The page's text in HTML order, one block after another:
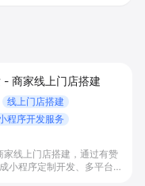
- 商家线上门店搭建
线上门店搭建
程序开发服务
线上门店搭建，通过有赞
小程序定制开发、多平台联